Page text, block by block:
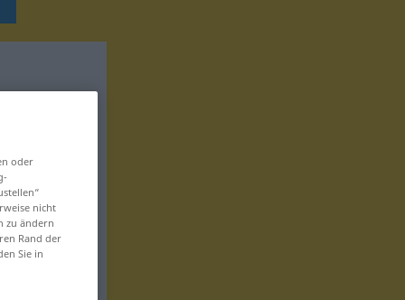
oder
nicht
zu ändern
Rand der
Sie in